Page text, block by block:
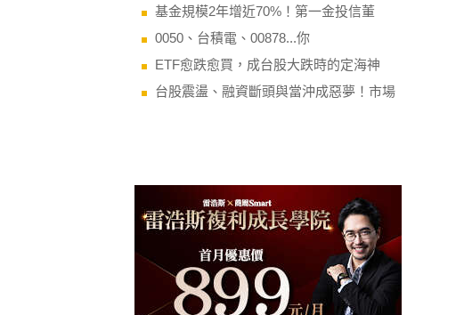
基金規模2年增近70%！第一金投信董
0050、台積電、00878...你
ETF愈跌愈買，成台股大跌時的定海神
台股震盪、融資斷頭與當沖成惡夢！市場